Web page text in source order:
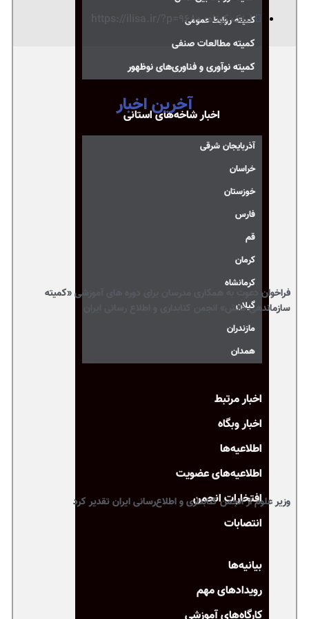
کمیته روابط عمومی
کمیته مطالعات صنفی
کمیته نوآوری و فناوری‌های نوظهور
اخبار شاخه‌های استانی
آذربایجان شرقی
خراسان
خوزستان
فارس
قم
کرمان
کرمانشاه
گیلان
مازندران
همدان
اخبار مرتبط
اخبار وبگاه
اطلاعیه‌ها
اطلاعیه‌های عضویت
افتخارات انجمن
انتصابات
بیانیه‌ها
رویدادهای مهم
لینک کوتاه: https://ilisa.ir/?p=9680
آخرین اخبار
فراخوان دعوت به همکاری مدرسان برای دوره های آموزشی «کمیته
سازماندهی دانش» انجمن کتابداری و اطلاع رسانی ایران
وزیر علوم از انجمن کتابداری و اطلاع‌رسانی ایران تقدیر کرد